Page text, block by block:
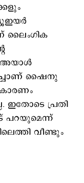
ലൈംഗിക
അയാള്‍
ഷൈനു
കാരണം
ഇതോടെ പ്രതി
പറയുമെന്ന്
വീണ്ടും